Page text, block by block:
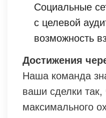
Социальные
с целевой
возможность
Достижения
Наша команда
ваши сделки так,
максимального